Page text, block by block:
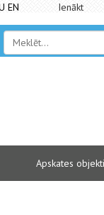
EN Ienākt
Apskates objekti